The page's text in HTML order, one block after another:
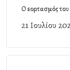
Ο εορτασμός
21 Ιουλίου